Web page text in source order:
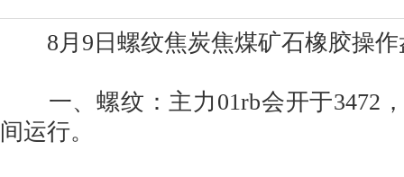
8月9日螺纹焦炭焦煤矿石橡胶操作
一、螺纹：主力01rb会开于3472，
间运行。